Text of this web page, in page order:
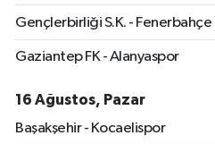
Gençlerbirliği S.K. - Fenerbahçe
Gaziantep FK - Alanyaspor
16 Ağustos, Pazar
Başakşehir - Kocaelispor